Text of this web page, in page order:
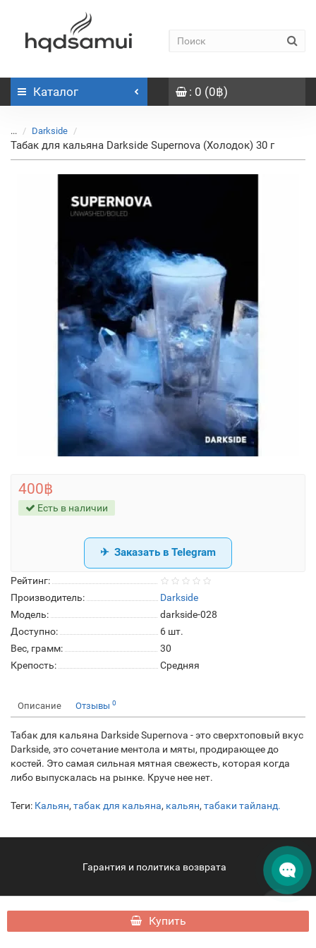
Каталог : 0 (0฿)
... Darkside
Табак для кальяна Darkside Supernova (Холодок) 30 г
Рейтинг:
Производитель:
Darkside
Модель:
darkside-028
Доступно:
6 шт.
Вес, грамм:
30
Крепость:
Средняя
400฿
Есть в наличии
Купить
Заказать в Telegram
Описание Отзывы 0
Табак для кальяна Darkside Supernova - это сверхтоповый вкус
Darkside, это сочетание ментола и мяты, продирающее до
костей. Это самая сильная мятная свежесть, которая когда
либо выпускалась на рынке. Круче нее нет.
Теги: Кальян, табак для кальяна, кальян, табаки тайланд.
Гарантия и политика возврата
hqdsamui.ru - HQD Samui © 2026